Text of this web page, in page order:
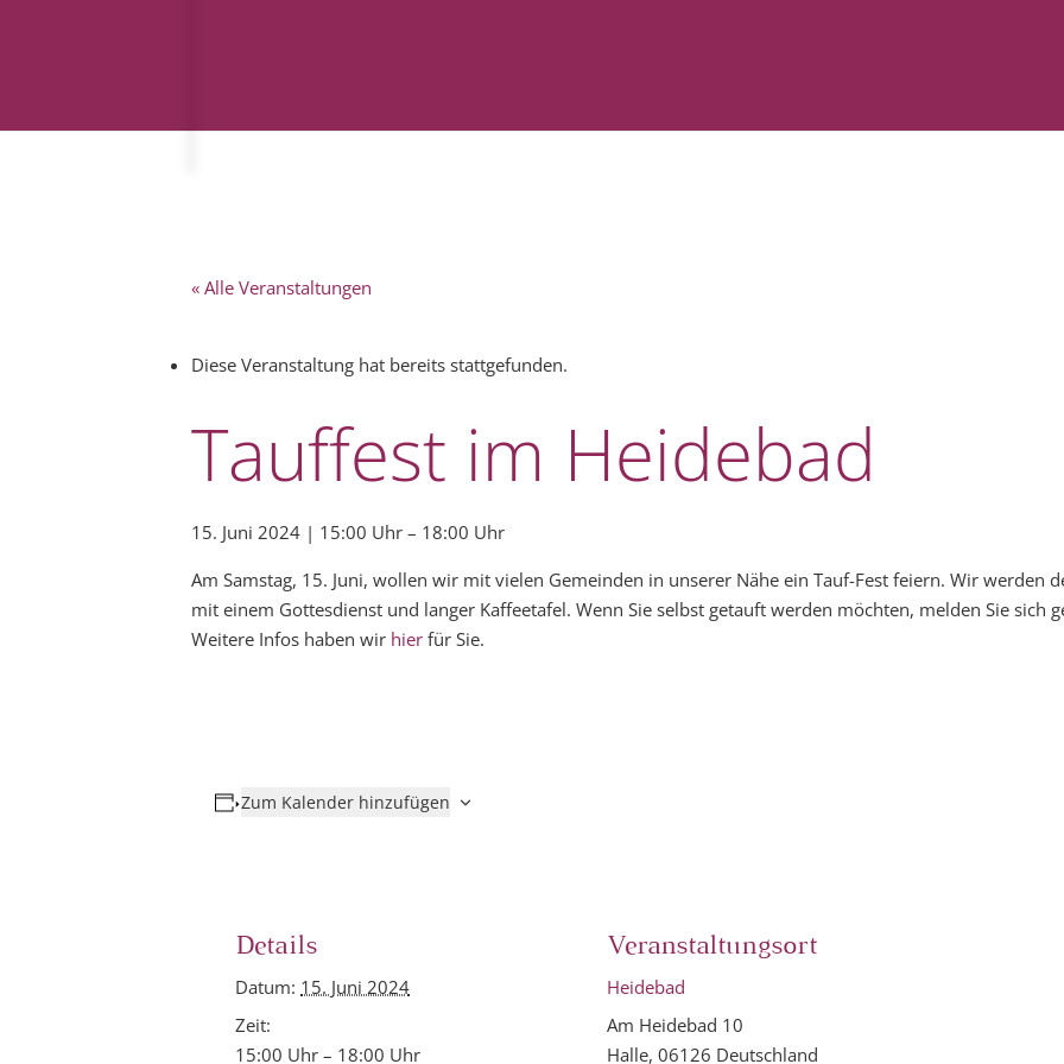
« Alle Veranstaltungen
Diese Veranstaltung hat bereits stattgefunden.
Tauffest im Heidebad
15. Juni 2024 | 15:00 Uhr – 18:00 Uhr
Am Samstag, 15. Juni, wollen wir mit vielen Gemeinden in unserer Nähe ein Tauf-Fest feiern. Wir werden
mit einem Gottesdienst und langer Kaffeetafel. Wenn Sie selbst getauft werden möchten, melden Sie sich
Weitere Infos haben wir hier für Sie.
Zum Kalender hinzufügen
Details
Datum: 15. Juni 2024
Zeit:
15:00 Uhr – 18:00 Uhr
Veranstaltungsort
Heidebad
Am Heidebad 10
Halle, 06126 Deutschland